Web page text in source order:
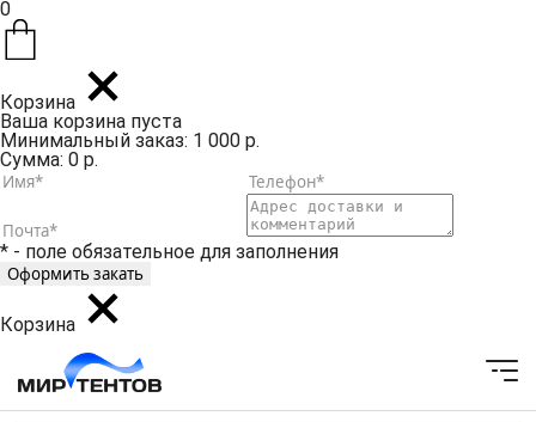
0
Корзина
Ваша корзина пуста
Минимальный заказ: 1 000 р.
Сумма: 0 р.
* - поле обязательное для заполнения
Корзина